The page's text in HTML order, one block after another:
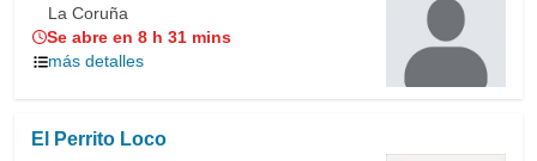
La Coruña
Se abre en 8 h 31 mins
más detalles
El Perrito Loco